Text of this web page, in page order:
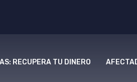
RECUPERA TU DINERO